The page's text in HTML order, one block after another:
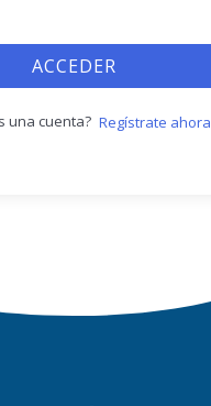
ACCEDER
una cuenta? Regístrate ahora